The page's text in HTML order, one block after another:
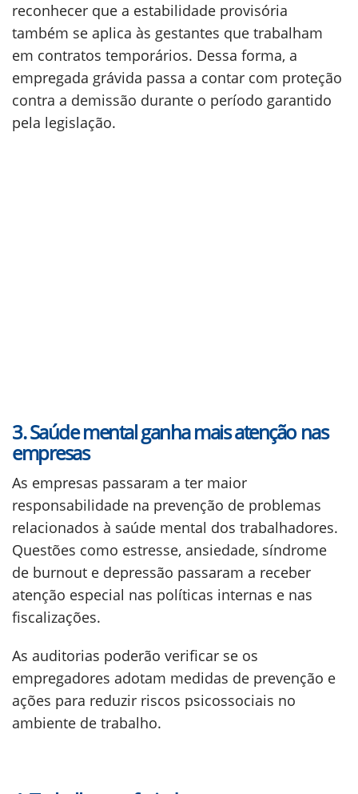
reconhecer que a estabilidade provisória
também se aplica às gestantes que trabalham
em contratos temporários. Dessa forma, a
empregada grávida passa a contar com proteção
contra a demissão durante o período garantido
pela legislação.
3. Saúde mental ganha mais atenção nas
empresas
As empresas passaram a ter maior
responsabilidade na prevenção de problemas
relacionados à saúde mental dos trabalhadores.
Questões como estresse, ansiedade, síndrome
de burnout e depressão passaram a receber
atenção especial nas políticas internas e nas
fiscalizações.
As auditorias poderão verificar se os
empregadores adotam medidas de prevenção e
ações para reduzir riscos psicossociais no
ambiente de trabalho.